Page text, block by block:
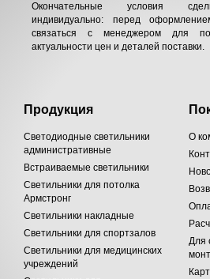
Окончательные условия
индивидуально: перед
связаться с менеджером для
актуальности цен и деталей поставки.
Продукция
Светодиодные светильники
административные
Встраиваемые светильники
Светильники для потолка
Армстронг
Светильники накладные
Светильники для спортзалов
Светильники для медицинских
учреждений
О
Для